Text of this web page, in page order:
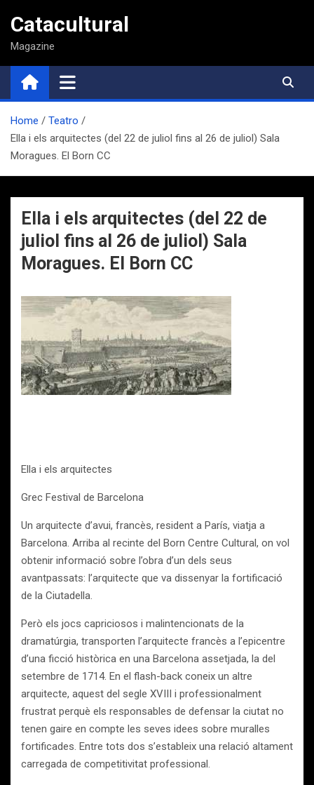
contenido
Catacultural
Magazine
Home
Teatro
Ella i els arquitectes (del 22 de juliol fins al 26 de juliol) Sala
Moragues. El Born CC
Ella i els arquitectes (del 22 de
juliol fins al 26 de juliol) Sala
Moragues. El Born CC
Ella i els arquitectes
Grec Festival de Barcelona
Un arquitecte d’avui, francès, resident a París, viatja a
Barcelona. Arriba al recinte del Born Centre Cultural, on vol
obtenir informació sobre l’obra d’un dels seus
avantpassats: l’arquitecte que va dissenyar la fortificació
de la Ciutadella.
Però els jocs capriciosos i malintencionats de la
dramatúrgia, transporten l’arquitecte francès a l’epicentre
d’una ficció històrica en una Barcelona assetjada, la del
setembre de 1714. En el flash-back coneix un altre
arquitecte, aquest del segle XVIII i professionalment
frustrat perquè els responsables de defensar la ciutat no
tenen gaire en compte les seves idees sobre muralles
fortificades. Entre tots dos s’estableix una relació altament
carregada de competitivitat professional.